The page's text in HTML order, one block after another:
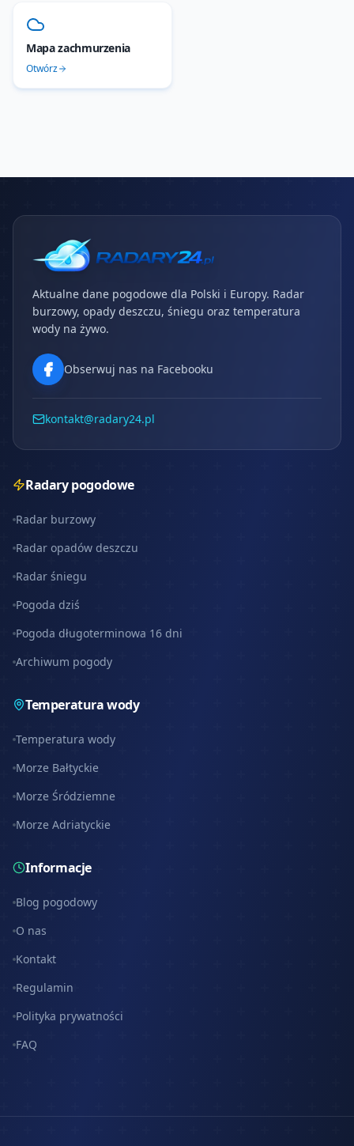
Mapa zachmurzenia
Otwórz
Aktualne dane pogodowe dla Polski i Europy. Radar
burzowy, opady deszczu, śniegu oraz temperatura
wody na żywo.
Obserwuj nas na Facebooku
kontakt@radary24.pl
Radary pogodowe
Radar burzowy
Radar opadów deszczu
Radar śniegu
Pogoda dziś
Pogoda długoterminowa 16 dni
Archiwum pogody
Temperatura wody
Temperatura wody
Morze Bałtyckie
Morze Śródziemne
Morze Adriatyckie
Informacje
Blog pogodowy
O nas
Kontakt
Regulamin
Polityka prywatności
FAQ